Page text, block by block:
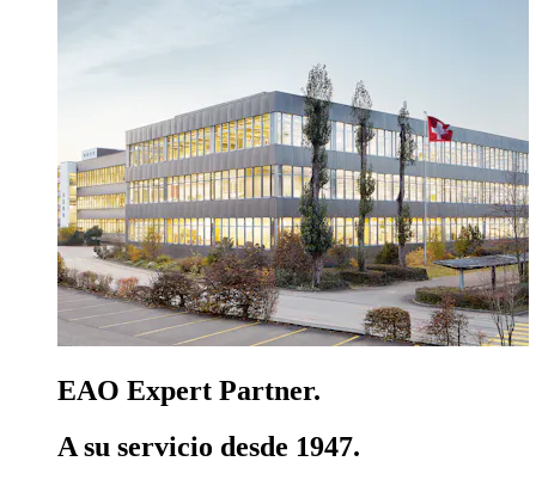
EAO Expert Partner.
A su servicio desde 1947.